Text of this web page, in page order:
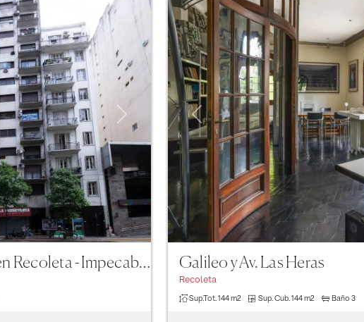
Oficina en VENTA CON RENTA en Recoleta - Impecable estado
Previous
Galileo y Av. Las Heras
Recoleta
Sup.Tot. 144 m2 Sup. Cub. 144 m2 Baño 3